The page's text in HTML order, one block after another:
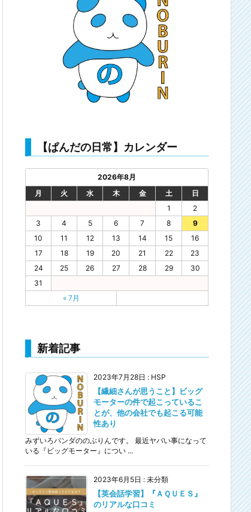
【ぱんだの日常】カレンダー
2026年8月
月
火 水 木 金 土
日
1
2
3
4 5 6 7 8
9
10
11 12 13 14 15
16
17
18 19 20 21 22
23
24
25 26 27 28 29
30
31
« 7月
新着記事
2023年7月28日 : HSP
【繊細さんが思うこと】ビッグ
モーターの件で起こっているこ
とが、他の会社でも起こる可能
性あり
みずいろパンダののぶりんです。 最近ヤバい事になって
いる『ビッグモーター』につい ...
2023年6月5日 : 未分類
【英会話学習】『ＡＱＵＥＳ』
のリアルな口コミ